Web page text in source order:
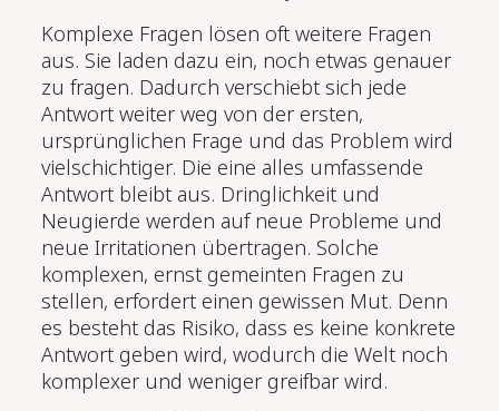
Komplexe Fragen lösen oft weitere Fragen
aus. Sie laden dazu ein, noch etwas genauer
zu fragen. Dadurch verschiebt sich jede
Antwort weiter weg von der ersten,
ursprünglichen Frage und das Problem wird
vielschichtiger. Die eine alles umfassende
Antwort bleibt aus. Dringlichkeit und
Neugierde werden auf neue Probleme und
neue Irritationen übertragen. Solche
komplexen, ernst gemeinten Fragen zu
stellen, erfordert einen gewissen Mut. Denn
es besteht das Risiko, dass es keine konkrete
Antwort geben wird, wodurch die Welt noch
komplexer und weniger greifbar wird.